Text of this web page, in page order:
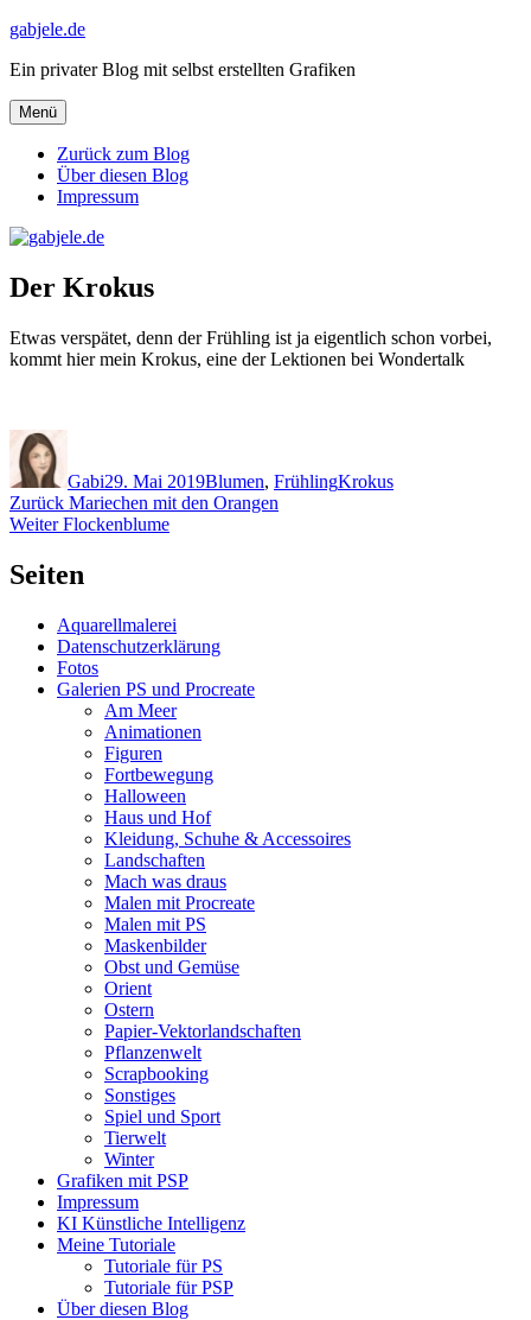
Zum
springen
gabjele.de
Ein privater Blog mit selbst erstellten Grafiken
Menü
Zurück zum Blog
Über diesen Blog
Impressum
Der Krokus
Etwas verspätet, denn der Frühling ist ja eigentlich schon vorbei,
kommt hier mein Krokus, eine der Lektionen bei Wondertalk
Gabi29. Mai 2019Blumen, FrühlingKrokus
Beitragsnavigation
Zurück Vorheriger
Beitrag:
Mariechen mit den Orangen
Weiter Nächster
Flockenblume
Seiten
Aquarellmalerei
Datenschutzerklärung
Fotos
Galerien PS und Procreate
Am Meer
Animationen
Figuren
Fortbewegung
Halloween
Haus und Hof
Kleidung, Schuhe & Accessoires
Landschaften
Mach was draus
Malen mit Procreate
Malen mit PS
Maskenbilder
Obst und Gemüse
Orient
Ostern
Papier-Vektorlandschaften
Pflanzenwelt
Scrapbooking
Sonstiges
Spiel und Sport
Tierwelt
Winter
Grafiken mit PSP
Impressum
KI Künstliche Intelligenz
Meine Tutoriale
Tutoriale für PS
Tutoriale für PSP
Über diesen Blog